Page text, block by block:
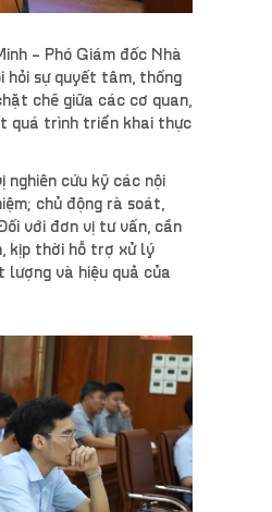
– Phó Giám đốc Nhà
hỏi sự quyết tâm, thống
chẽ giữa các cơ quan,
quá trình triển khai thực
nghiên cứu kỹ các nội
chủ động rà soát,
với đơn vị tư vấn, cần
kịp thời hỗ trợ xử lý
lượng và hiệu quả của